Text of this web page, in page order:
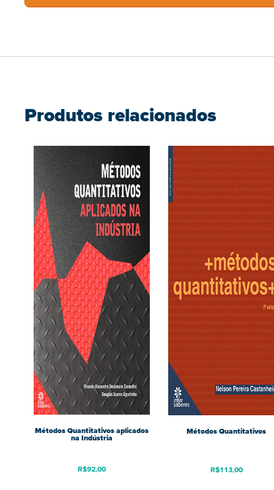
Produtos relacionados
Métodos Quantitativos aplicados
na Indústria
R$92,00
Métodos Quantitativos
R$113,00